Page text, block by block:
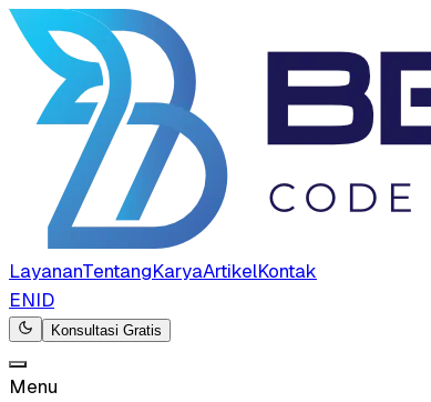
LayananTentangKaryaArtikelKontak
ENID
Konsultasi Gratis
Menu